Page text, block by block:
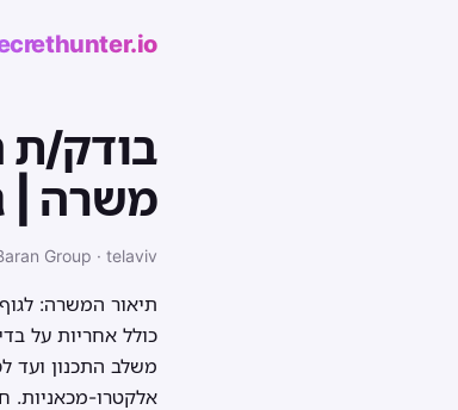
משרה |
Group · telaviv
תיאור המשרה:
כולל אחריות על
משלב התכנון ועד
אלקטרו-מכאניות.